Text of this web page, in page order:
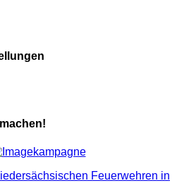
Feuerwehren in